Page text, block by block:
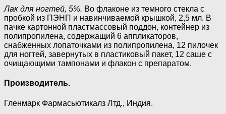
Лак для ногтей, 5%. Во флаконе из темного стекла с
пробкой из ПЭНП и навинчиваемой крышкой, 2,5 мл. В
пачке картонной пластмассовый поддон, контейнер из
полипропилена, содержащий 6 аппликаторов,
снабженных лопаточками из полипропилена, 12 пилочек
для ногтей, завернутых в пластиковый пакет, 12 саше с
очищающими тампонами и флакон с препаратом.
Производитель.
Гленмарк Фармасьютикалз Лтд., Индия.